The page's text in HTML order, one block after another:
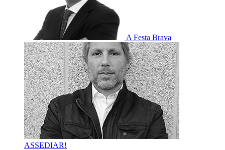
A Festa Brava
ASSEDIAR!